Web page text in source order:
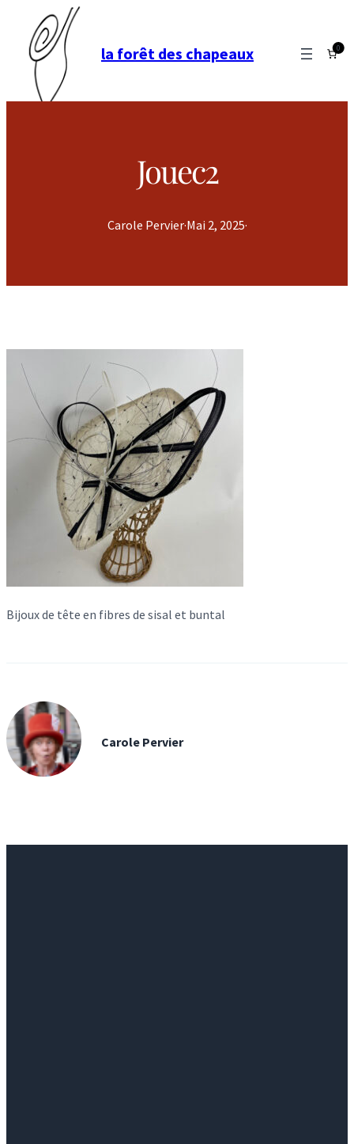
la forêt des chapeaux 0
Jouec2
Carole Pervier·Mai 2, 2025·
Bijoux de tête en fibres de sisal et buntal
Carole Pervier